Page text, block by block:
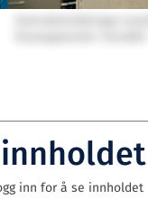
inn for å se innholdet